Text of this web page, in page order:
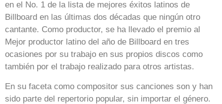
en el No. 1 de la lista de mejores éxitos latinos de
Billboard en las últimas dos décadas que ningún otro
cantante. Como productor, se ha llevado el premio al
Mejor productor latino del año de Billboard en tres
ocasiones por su trabajo en sus propios discos como
también por el trabajo realizado para otros artistas.
En su faceta como compositor sus canciones son y han
sido parte del repertorio popular, sin importar el género.